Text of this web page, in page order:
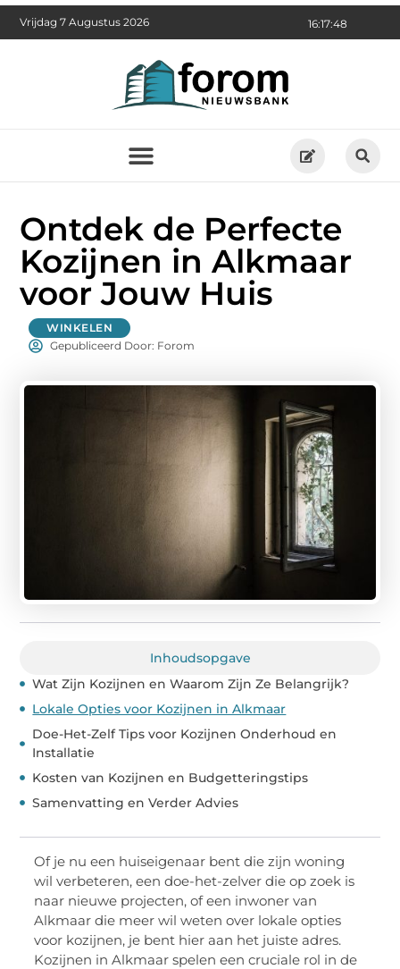
16:17:49
Vrijdag 7 Augustus 2026
Ontdek de Perfecte
Kozijnen in Alkmaar
voor Jouw Huis
WINKELEN
Gepubliceerd Door: Forom
Inhoudsopgave
Wat Zijn Kozijnen en Waarom Zijn Ze Belangrijk?
Lokale Opties voor Kozijnen in Alkmaar
Doe-Het-Zelf Tips voor Kozijnen Onderhoud en
Installatie
Kosten van Kozijnen en Budgetteringstips
Samenvatting en Verder Advies
Of je nu een huiseigenaar bent die zijn woning
wil verbeteren, een doe-het-zelver die op zoek is
naar nieuwe projecten, of een inwoner van
Alkmaar die meer wil weten over lokale opties
voor kozijnen, je bent hier aan het juiste adres.
Kozijnen in Alkmaar spelen een cruciale rol in de